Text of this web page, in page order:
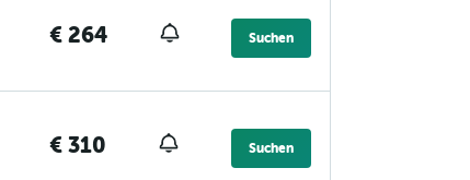
€ 264 Suchen
€ 310 Suchen